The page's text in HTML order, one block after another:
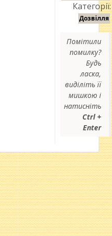
Категорії:
Дозвілля
Помітили
помилку?
Будь
ласка,
виділіть її
мишкою і
натисніть
Ctrl +
Enter